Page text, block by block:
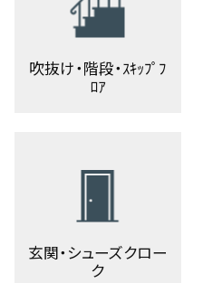
吹抜け・階段・ｽｷｯﾌﾟﾌ
ﾛｱ
玄関・シューズクロー
ク